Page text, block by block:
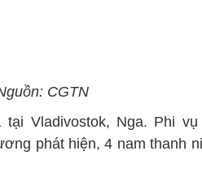
CGTN
Vladivostok, Nga. Phi vụ
phát hiện, 4 nam thanh